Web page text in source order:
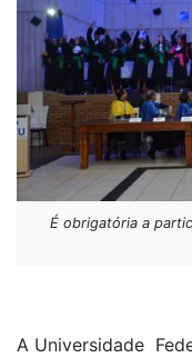
É obrigatória a
A Universidade